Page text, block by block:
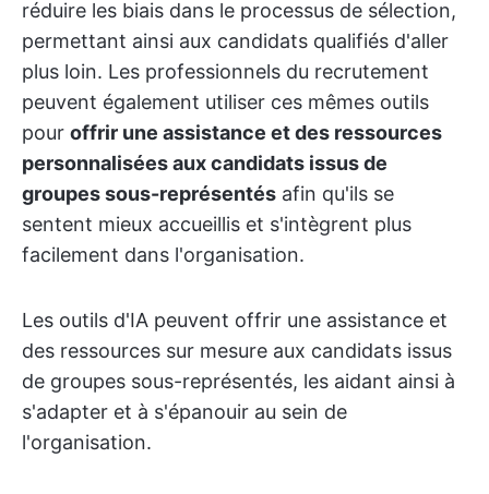
réduire les biais dans le processus de sélection,
permettant ainsi aux candidats qualifiés d'aller
plus loin. Les professionnels du recrutement
peuvent également utiliser ces mêmes outils
pour offrir une assistance et des ressources
personnalisées aux candidats issus de
groupes sous-représentés afin qu'ils se
sentent mieux accueillis et s'intègrent plus
facilement dans l'organisation.
Les outils d'IA peuvent offrir une assistance et
des ressources sur mesure aux candidats issus
de groupes sous-représentés, les aidant ainsi à
s'adapter et à s'épanouir au sein de
l'organisation.